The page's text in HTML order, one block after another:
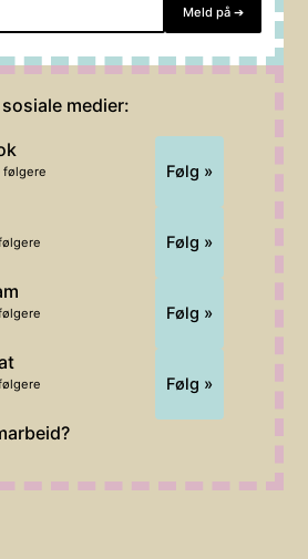
Meld på ➔
medier:
følgere Følg »
Følg »
Følg »
Følg »